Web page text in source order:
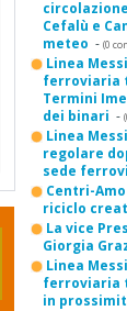
Cefalù e
meteo - (0
Linea
ferroviaria
Termini
dei binari -
Linea
regolare
sede
Centri-
riciclo
La vice
Giorgia
Linea
ferroviaria
in